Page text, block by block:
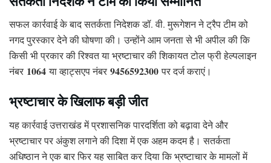
सफल कार्रवाई के बाद सतर्कता निदेशक डॉ. वी. मुरूगेशन ने ट्रैप टीम को
नगद पुरस्कार देने की घोषणा की। उन्होंने आम जनता से भी अपील की कि
किसी भी प्रकार की रिश्वत या भ्रष्टाचार की शिकायत टोल फ्री हेल्पलाइन
नंबर 1064या व्हाट्सएप नंबर 9456592300पर दर्ज कराएं।
भ्रष्टाचार के खिलाफ बड़ी जीत
यह कार्रवाई उत्तराखंड में प्रशासनिक पारदर्शिता को बढ़ावा देने और
भ्रष्टाचार पर अंकुश लगाने की दिशा में एक अहम कदम है। सतर्कता
अधिष्ठान ने एक बार फिर यह साबित कर दिया कि भ्रष्टाचार के मामलों में